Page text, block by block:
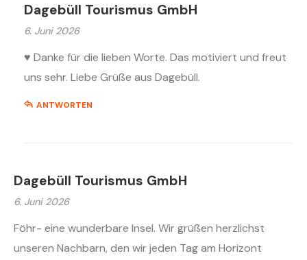
Dagebüll Tourismus GmbH
6. Juni 2026
♥️ Danke für die lieben Worte. Das motiviert und freut
uns sehr. Liebe Grüße aus Dagebüll.
ANTWORTEN
Dagebüll Tourismus GmbH
6. Juni 2026
Föhr- eine wunderbare Insel. Wir grüßen herzlichst
unseren Nachbarn, den wir jeden Tag am Horizont